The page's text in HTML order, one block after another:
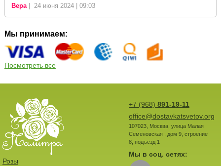
Вера| 24 июня 2024 | 09:03
Мы принимаем:
Посмотреть все
+7 (968) 891-19-11
office@dostavkatsvetov.org
107023, Москва, улица Малая
Семеновская , дом 9, строение
8, подъезд 1
Мы в соц. сетях:
Розы